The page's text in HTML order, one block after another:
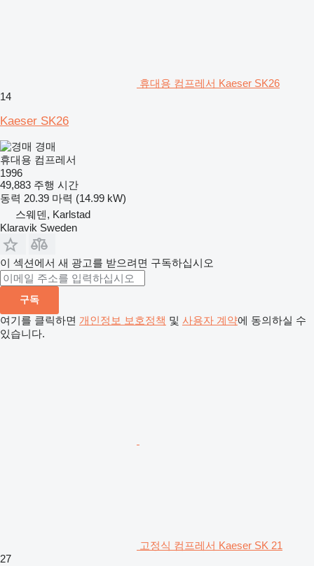
휴대용 컴프레서 Kaeser SK26
14
Kaeser SK26
경매
휴대용 컴프레서
1996
49,883 주행 시간
동력 20.39 마력 (14.99 kW)
스웨덴, Karlstad
Klaravik Sweden
이 섹션에서 새 광고를 받으려면 구독하십시오
구독
여기를 클릭하면 개인정보 보호정책 및 사용자 계약에 동의하실 수
있습니다.
고정식 컴프레서 Kaeser SK 21
27